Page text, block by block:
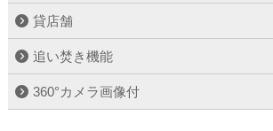
貸店舗
追い焚き機能
360°カメラ画像付